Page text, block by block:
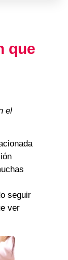
que
el
seguir
ver